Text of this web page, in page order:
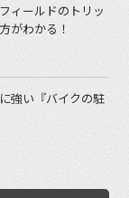
ィールドのトリッ
がわかる！
強い『バイクの駐